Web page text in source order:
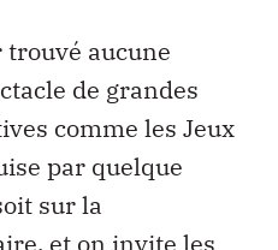
trouvé aucune
de grandes
comme les Jeux
par quelque
sur la
et on invite les